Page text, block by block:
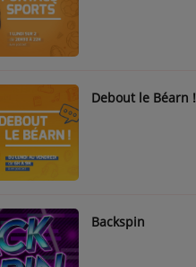
Debout le Béarn !
Backspin